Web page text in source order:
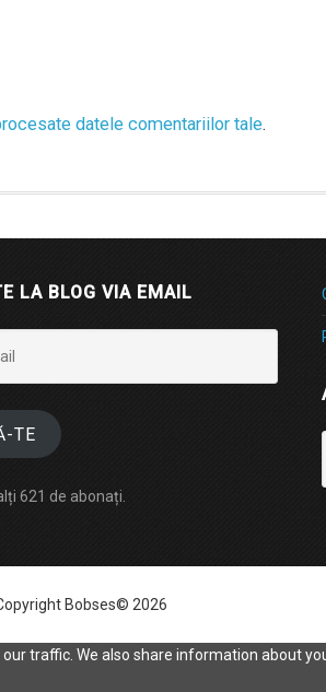
datele comentariilor tale.
LA BLOG VIA EMAIL
TE
621 de abonați.
Bobses© 2026
traffic. We also share information about